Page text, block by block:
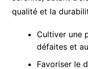
qualité et la
Cultiver une
défaites et
Favoriser le